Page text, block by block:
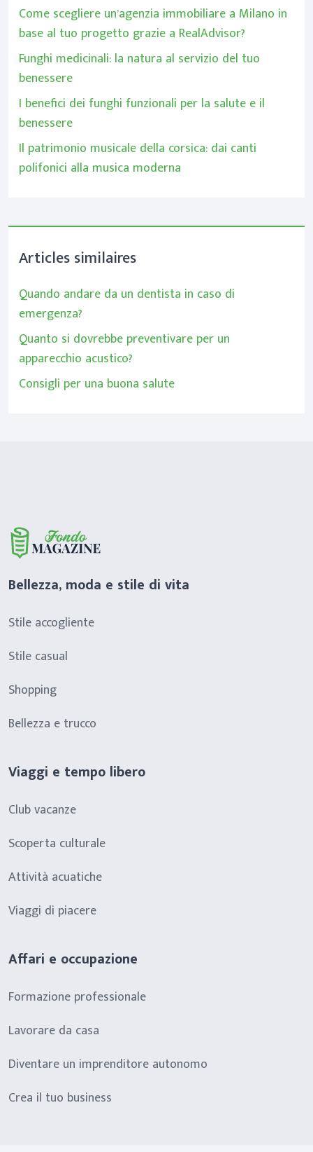
Come scegliere un’agenzia immobiliare a Milano in
base al tuo progetto grazie a RealAdvisor?
Funghi medicinali: la natura al servizio del tuo
benessere
I benefici dei funghi funzionali per la salute e il
benessere
Il patrimonio musicale della corsica: dai canti
polifonici alla musica moderna
Articles similaires
Quando andare da un dentista in caso di
emergenza?
Quanto si dovrebbe preventivare per un
apparecchio acustico?
Consigli per una buona salute
Bellezza, moda e stile di vita
Stile accogliente
Stile casual
Shopping
Bellezza e trucco
Viaggi e tempo libero
Club vacanze
Scoperta culturale
Attività acuatiche
Viaggi di piacere
Affari e occupazione
Formazione professionale
Lavorare da casa
Diventare un imprenditore autonomo
Crea il tuo business